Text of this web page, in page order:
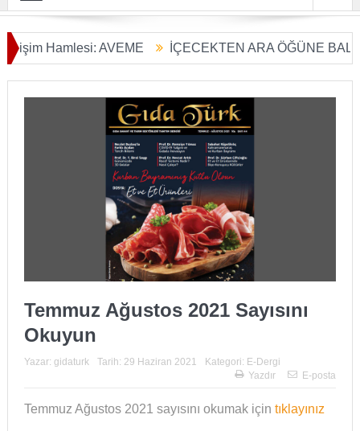
Hamlesi: AVEME İÇECEKTEN ARA ÖĞÜNE BALIN
Dönüşümü Başladı
Temmuz Ağustos 2021 Sayısını
Okuyun
Yazar: gidaturk Tarih: 29 Haziran 2021 Kategori: E-Dergi
Yazdır
E-posta
Temmuz Ağustos 2021 sayısını okumak için tıklayınız